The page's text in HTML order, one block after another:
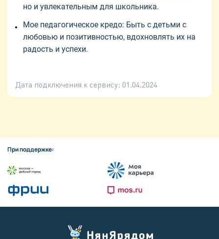
но и увлекательным для школьника.
Мое педагогическое кредо: Быть с детьми с
любовью и позитивностью, вдохновлять их на
радость и успехи.
Дата подключения к сервису: 01.04.2024
При поддержке: